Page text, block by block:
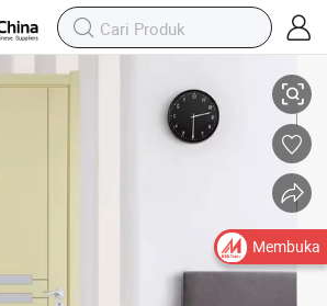
Tidur Tanpa Bingkai Tersembunyi
Membuka